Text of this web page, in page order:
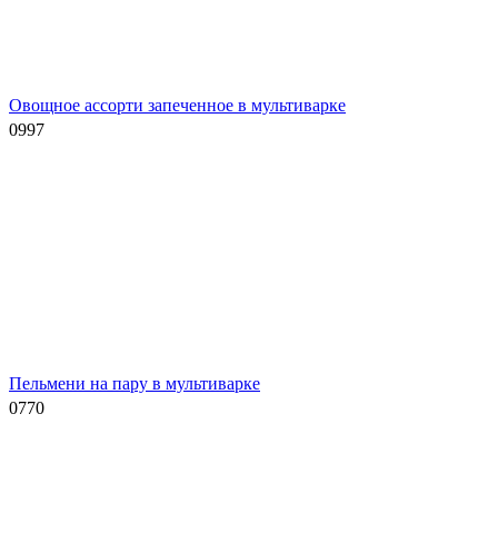
Овощное ассорти запеченное в мультиварке
0997
Пельмени на пару в мультиварке
0770